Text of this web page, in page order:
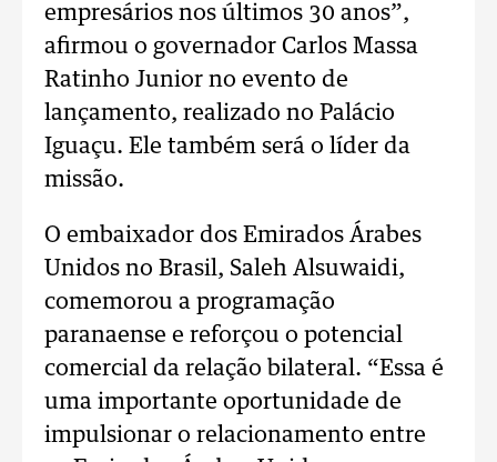
empresários nos últimos 30 anos”,
afirmou o governador Carlos Massa
Ratinho Junior no evento de
lançamento, realizado no Palácio
Iguaçu. Ele também será o líder da
missão.
O embaixador dos Emirados Árabes
Unidos no Brasil, Saleh Alsuwaidi,
comemorou a programação
paranaense e reforçou o potencial
comercial da relação bilateral. “Essa é
uma importante oportunidade de
impulsionar o relacionamento entre